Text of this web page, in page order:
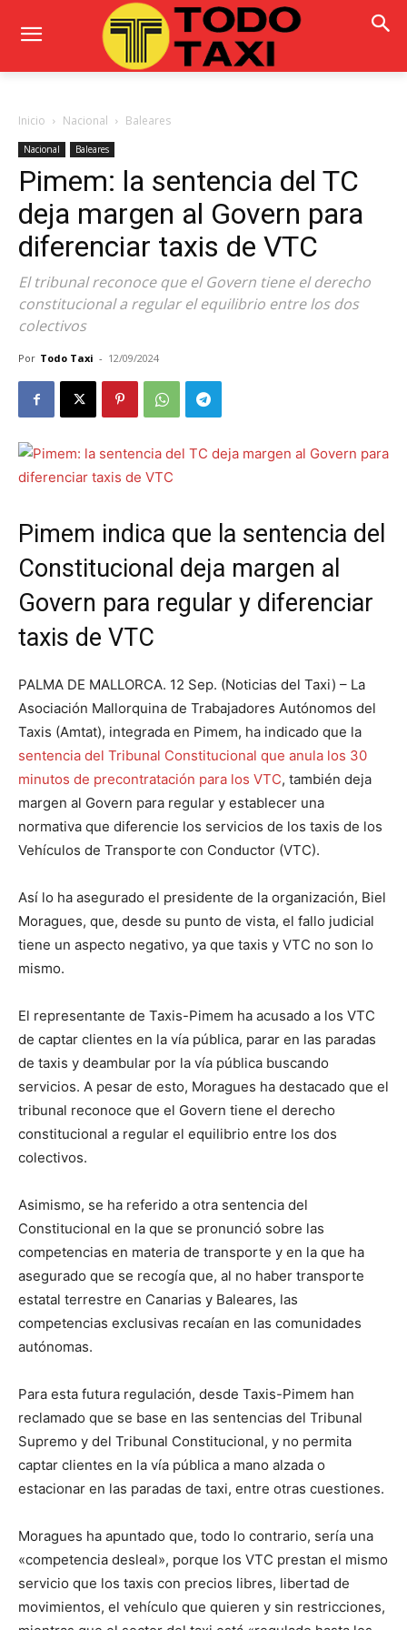
Inicio Nacional Baleares
Nacional Baleares
Pimem: la sentencia del TC
deja margen al Govern para
diferenciar taxis de VTC
El tribunal reconoce que el Govern tiene el derecho
constitucional a regular el equilibrio entre los dos
colectivos
Por Todo Taxi - 12/09/2024
Pimem indica que la sentencia del
Constitucional deja margen al
Govern para regular y diferenciar
taxis de VTC
PALMA DE MALLORCA. 12 Sep. (Noticias del Taxi) – La
Asociación Mallorquina de Trabajadores Autónomos del
Taxis (Amtat), integrada en Pimem, ha indicado que la
sentencia del Tribunal Constitucional que anula los 30
minutos de precontratación para los VTC, también deja
margen al Govern para regular y establecer una
normativa que diferencie los servicios de los taxis de los
Vehículos de Transporte con Conductor (VTC).
Así lo ha asegurado el presidente de la organización, Biel
Moragues, que, desde su punto de vista, el fallo judicial
tiene un aspecto negativo, ya que taxis y VTC no son lo
mismo.
El representante de Taxis-Pimem ha acusado a los VTC
de captar clientes en la vía pública, parar en las paradas
de taxis y deambular por la vía pública buscando
servicios. A pesar de esto, Moragues ha destacado que el
tribunal reconoce que el Govern tiene el derecho
constitucional a regular el equilibrio entre los dos
colectivos.
Asimismo, se ha referido a otra sentencia del
Constitucional en la que se pronunció sobre las
competencias en materia de transporte y en la que ha
asegurado que se recogía que, al no haber transporte
estatal terrestre en Canarias y Baleares, las
competencias exclusivas recaían en las comunidades
autónomas.
Para esta futura regulación, desde Taxis-Pimem han
reclamado que se base en las sentencias del Tribunal
Supremo y del Tribunal Constitucional, y no permita
captar clientes en la vía pública a mano alzada o
estacionar en las paradas de taxi, entre otras cuestiones.
Moragues ha apuntado que, todo lo contrario, sería una
«competencia desleal», porque los VTC prestan el mismo
servicio que los taxis con precios libres, libertad de
movimientos, el vehículo que quieren y sin restricciones,